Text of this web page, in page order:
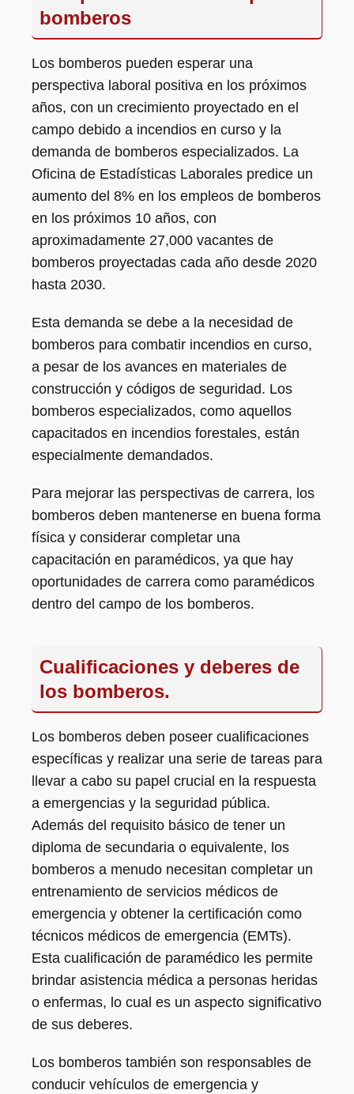
bomberos
Los bomberos pueden esperar una
perspectiva laboral positiva en los próximos
años, con un crecimiento proyectado en el
campo debido a incendios en curso y la
demanda de bomberos especializados. La
Oficina de Estadísticas Laborales predice un
aumento del 8% en los empleos de bomberos
en los próximos 10 años, con
aproximadamente 27,000 vacantes de
bomberos proyectadas cada año desde 2020
hasta 2030.
Esta demanda se debe a la necesidad de
bomberos para combatir incendios en curso,
a pesar de los avances en materiales de
construcción y códigos de seguridad. Los
bomberos especializados, como aquellos
capacitados en incendios forestales, están
especialmente demandados.
Para mejorar las perspectivas de carrera, los
bomberos deben mantenerse en buena forma
física y considerar completar una
capacitación en paramédicos, ya que hay
oportunidades de carrera como paramédicos
dentro del campo de los bomberos.
Cualificaciones y deberes de
los bomberos.
Los bomberos deben poseer cualificaciones
específicas y realizar una serie de tareas para
llevar a cabo su papel crucial en la respuesta
a emergencias y la seguridad pública.
Además del requisito básico de tener un
diploma de secundaria o equivalente, los
bomberos a menudo necesitan completar un
entrenamiento de servicios médicos de
emergencia y obtener la certificación como
técnicos médicos de emergencia (EMTs).
Esta cualificación de paramédico les permite
brindar asistencia médica a personas heridas
o enfermas, lo cual es un aspecto significativo
de sus deberes.
Los bomberos también son responsables de
conducir vehículos de emergencia y